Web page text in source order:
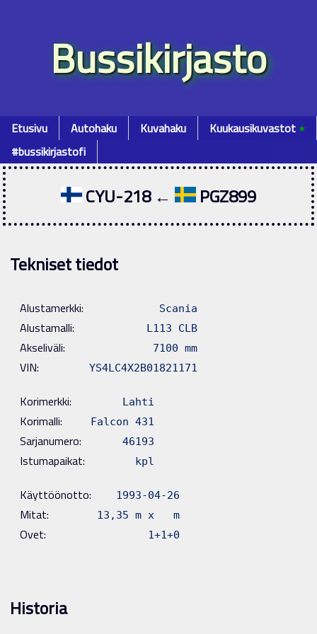
Bussikirjasto
Etusivu Autohaku Kuvahaku Kuukausikuvastot٭
#bussikirjastofi
CYU-218 ← PGZ899
Tekniset tiedot
Alustamerkki: Scania
Alustamalli: L113 CLB
Akseliväli: 7100 mm
VIN: YS4LC4X2B01821171
Korimerkki: Lahti
Korimalli: Falcon 431
Sarjanumero: 46193
Istumapaikat: kpl
Käyttöönotto: 1993-04-26
Mitat: 13,35 m x m
Ovet: 1+1+0
Historia